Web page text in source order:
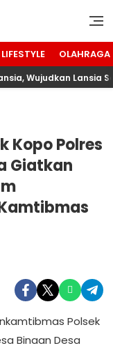
LIFESTYLE OLAHRAGA
Wujudkan Lansia
Kopo Polres
Giatkan
Polsek
Binaan Desa